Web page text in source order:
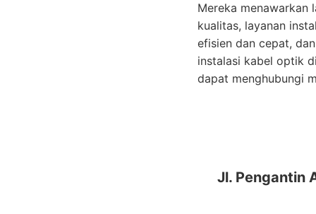
Mereka menawarkan
kualitas, layanan
efisien dan cepat,
instalasi kabel optik
dapat menghubungi
Jl. Pengantin